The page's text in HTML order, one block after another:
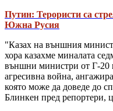
Путин: Терористи са
Южна Русия
"Казах на външния
хора казахме миналата
външни министри от Г-20
агресивна война,
която може да доведе до
Блинкен пред репортери,